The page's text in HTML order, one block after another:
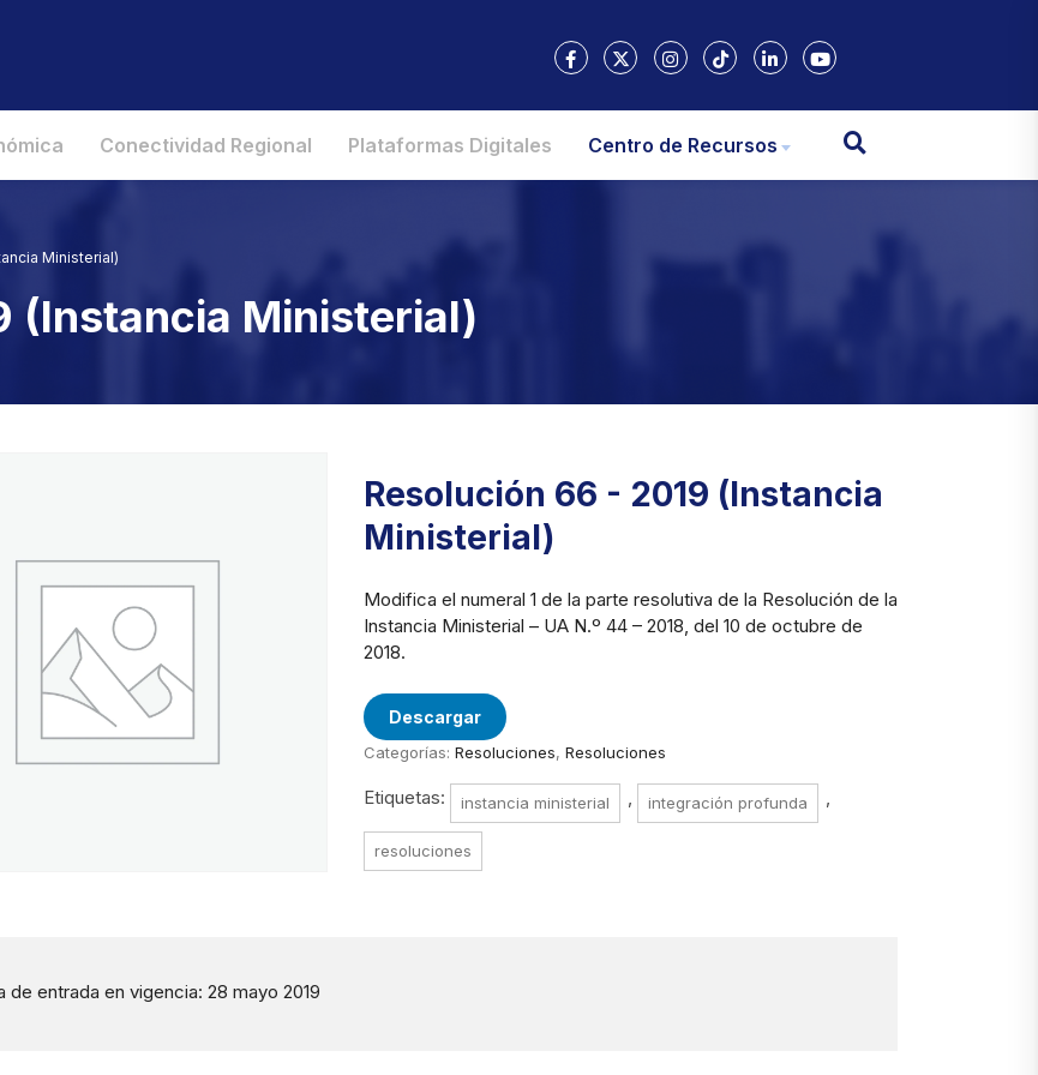
Conectividad Regional Plataformas Digitales Centro de Recursos
Ministerial)
(Instancia Ministerial)
Resolución 66 - 2019 (Instancia
Ministerial)
Modifica el numeral 1 de la parte resolutiva de la Resolución de la
Instancia Ministerial – UA N.º 44 – 2018, del 10 de octubre de
2018.
Descargar
Categorías: Resoluciones, Resoluciones
Etiquetas: instancia ministerial , integración profunda ,
resoluciones
de entrada en vigencia: 28 mayo 2019